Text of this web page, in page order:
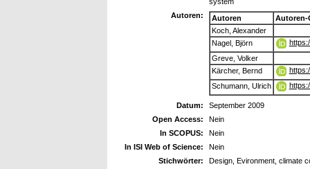
Autoren:
Autoren
Autoren-
Koch, Alexander
Nagel, Björn
Greve, Volker
Kärcher, Bernd
Schumann, Ulrich
Datum:
September 2009
Open Access:
Nein
In SCOPUS:
Nein
In ISI Web of Science:
Nein
Stichwörter:
Design, Evironment, climate